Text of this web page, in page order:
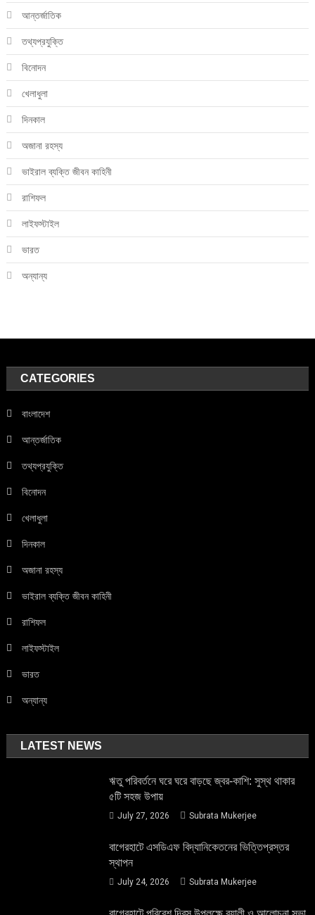
আন্তর্জাতিক
তথ্যপ্রযুক্তি
বিনোদন
খেলাধুলা
দিনকাল
অজানা রহস্য
ভাইরাল ব্যক্তি জীবন কাহিনী
রাশিফল
লাইফস্টাইল
ভারত
অন্যান্য
CATEGORIES
বাংলাদেশ
আন্তর্জাতিক
তথ্যপ্রযুক্তি
বিনোদন
খেলাধুলা
দিনকাল
অজানা রহস্য
ভাইরাল ব্যক্তি জীবন কাহিনী
রাশিফল
লাইফস্টাইল
ভারত
অন্যান্য
LATEST NEWS
ঋতু পরিবর্তনে ঘরে ঘরে বাড়ছে জ্বর-কাশি: সুস্থ থাকার
৫টি সহজ উপায়
July 27, 2026 Subrata Mukerjee
বাগেরহাটে এসডিএফ বিদ্যানিকেতনের ভিত্তিপ্রস্তর
স্থাপন
July 24, 2026 Subrata Mukerjee